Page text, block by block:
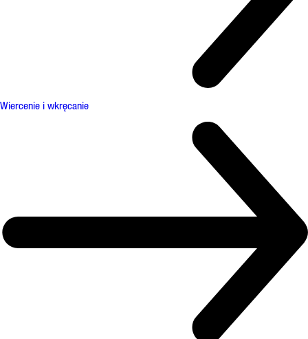
Wiercenie i wkręcanie